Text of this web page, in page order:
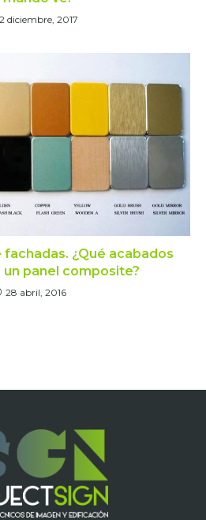
diciembre, 2017
¿Qué acabados
panel composite?
28 abril, 2016